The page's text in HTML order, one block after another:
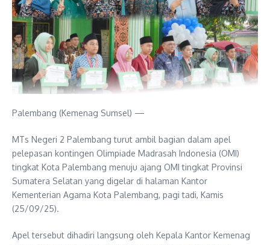
Palembang (Kemenag Sumsel) —
MTs Negeri 2 Palembang turut ambil bagian dalam apel
pelepasan kontingen Olimpiade Madrasah Indonesia (OMI)
tingkat Kota Palembang menuju ajang OMI tingkat Provinsi
Sumatera Selatan yang digelar di halaman Kantor
Kementerian Agama Kota Palembang, pagi tadi, Kamis
(25/09/25).
Apel tersebut dihadiri langsung oleh Kepala Kantor Kemenag